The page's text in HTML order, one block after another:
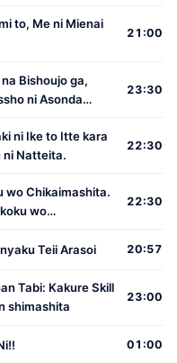
to, Me ni Mienai
21:00
Bishoujo ga,
ni Asonda
23:30
ni Ike to Itte kara
ni Natteita.
22:30
wo Chikaimashita.
wo
22:30
Teii Arasoi 20:57
Tabi: Kakure Skill
shimashita
23:00
01:00